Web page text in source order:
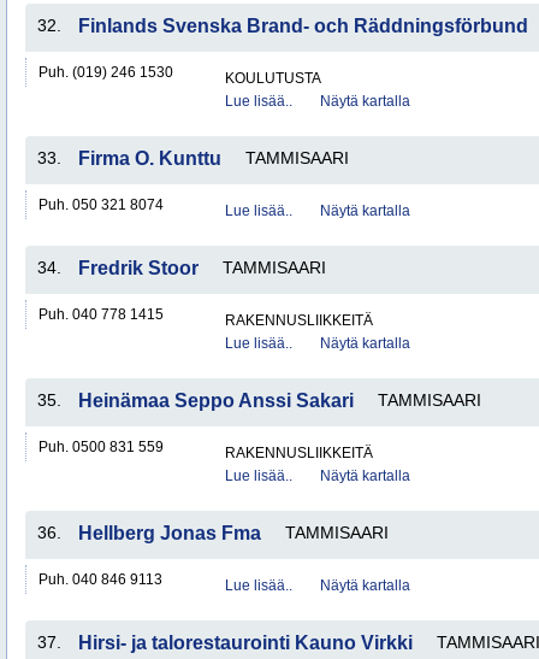
32. Finlands Svenska Brand- och Räddningsförbund
Puh. (019) 246 1530
KOULUTUSTA
Lue lisää..
Näytä kartalla
33. Firma O. Kunttu TAMMISAARI
Puh. 050 321 8074 Lue lisää.. Näytä kartalla
34. Fredrik Stoor TAMMISAARI
Puh. 040 778 1415
RAKENNUSLIIKKEITÄ
Lue lisää..
Näytä kartalla
35. Heinämaa Seppo Anssi Sakari TAMMISAARI
Puh. 0500 831 559
RAKENNUSLIIKKEITÄ
Lue lisää..
Näytä kartalla
36. Hellberg Jonas Fma TAMMISAARI
Puh. 040 846 9113 Lue lisää.. Näytä kartalla
37. Hirsi- ja talorestaurointi Kauno Virkki TAMMISAARI